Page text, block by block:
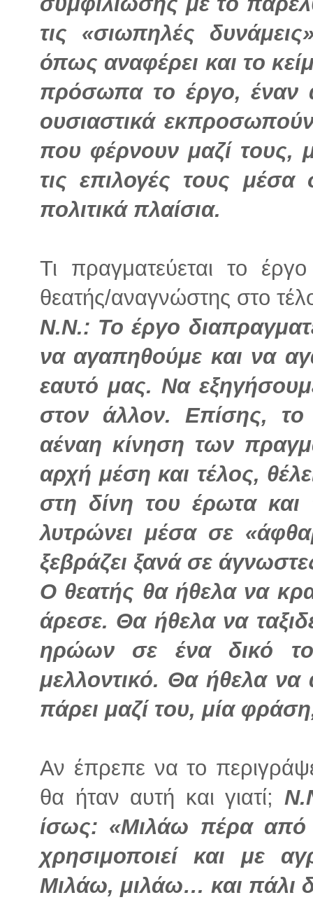
τις «σιωπηλές
όπως αναφέρει και το
πρόσωπα το έργο, έναν
ουσιαστικά εκπροσωπούν
που φέρνουν μαζί τους,
τις επιλογές τους μέσα
πολιτικά πλαίσια.
Τι πραγματεύεται το
θεατής/αναγνώστης στο
Ν.Ν.: Το έργο
να αγαπηθούμε και να
εαυτό μας. Να
στον άλλον. Επίσης, το
αέναη κίνηση των
αρχή μέση και τέλος,
στη δίνη του έρωτα
λυτρώνει μέσα σε
ξεβράζει ξανά σε
Ο θεατής θα ήθελα να
άρεσε. Θα ήθελα να
ηρώων σε ένα δικό
μελλοντικό. Θα ήθελα να
πάρει μαζί του, μία
Αν έπρεπε να το
θα ήταν αυτή και γιατί;
ίσως: «Μιλάω πέρα
χρησιμοποιεί και με
Μιλάω, μιλάω… και πάλι